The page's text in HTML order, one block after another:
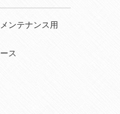
メンテナンス用
ス